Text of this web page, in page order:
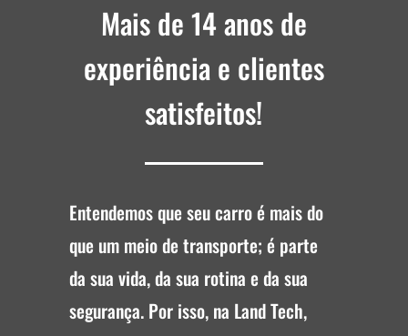
Mais de 14 anos de
experiência e clientes
satisfeitos!
Entendemos que seu carro é mais do
que um meio de transporte; é parte
da sua vida, da sua rotina e da sua
segurança. Por isso, na Land Tech,